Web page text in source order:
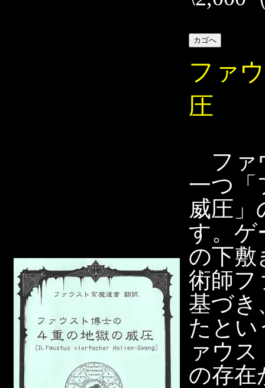
ファ
圧
ファ
一つ「
威圧
す。ゲ
の下敷
術師フ
基づき
たとい
ァウ
の存在